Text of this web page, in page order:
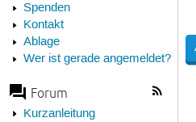
Spenden
Kontakt
Ablage
Wer ist gerade angemeldet?
Forum
Kurzanleitung